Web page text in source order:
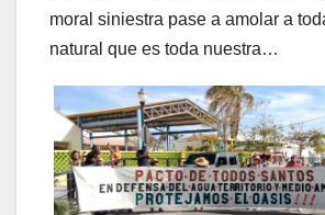
moral siniestra pase a amolar a
natural que es toda nuestra…